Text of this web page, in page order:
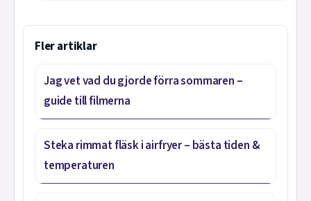
Fler artiklar
Jag vet vad du gjorde förra sommaren –
guide till filmerna
Steka rimmat fläsk i airfryer – bästa tiden &
temperaturen